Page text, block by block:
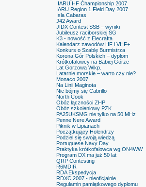
IARU HF Championship 2007
IARU Region 1 Field Day 2007
Isla Cabaras
J42 Award
JIDX Contest SSB – wyniki
Jubileusz raciborskiej SG
K3 - nowość z Elecrafta
Kalendarz zawodów HF i VHF+
Konkurs o Szablę Burmistrza
Korona Gór Polskich – dyplom
Krótkofalowcy na Babiej Górze
Lat Gorzowa Wlkp.
Latarnie morskie – warto czy nie?
Monaco 2007
Na Linii Maginota
Nie bójmy się Cabrillo
North Cook
Obóz łączności ZHP
Obóz szkoleniowy PZK
PA25UKSMG nie tylko na 50 MHz
Penne Nere Award
Piknik w Lipianach
Początkujący Holendrzy
Podziel się swoją wiedzą
Portuguese Navy Day
Praktyka krótkofalowca wg ON4WW
Program DX ma już 50 lat
QRP Contesting
R6MDIR
RDA Ekspedycja
RDXC 2007 - nieoficjalnie
Regulamin pamiątkowego dyplomu